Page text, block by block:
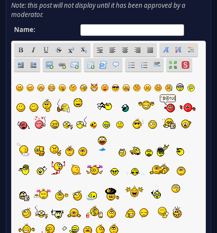
Note: this post will not display until it has been approved by a
moderator.
Name: